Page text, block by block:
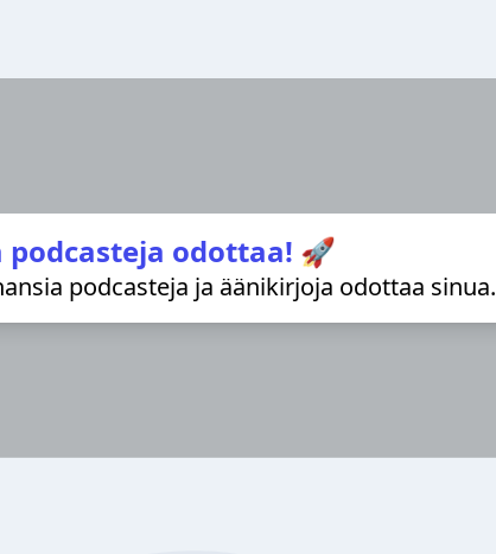
podcasteja odottaa! 🚀
podcasteja ja äänikirjoja odottaa sinua.